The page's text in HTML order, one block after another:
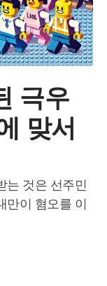
극우
맞서
는 것은 선주민
이 혐오를 이